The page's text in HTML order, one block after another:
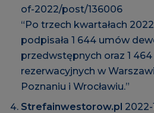
of-2022/post/136006
“Po trzech kwartałach
podpisała 1 644 umów
przedwstępnych oraz 1
rezerwacyjnych w
Poznaniu i Wrocławiu.”
Strefainwestorow.pl 2022-